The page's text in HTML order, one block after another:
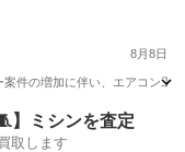
8月8日
件の増加に伴い、エアコン
委託】ミシンを査定
取します